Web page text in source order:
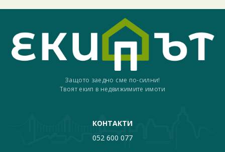
Защото заедно сме по-силни!
Твоят екип в недвижимите имоти
КОНТАКТИ
052 600 077